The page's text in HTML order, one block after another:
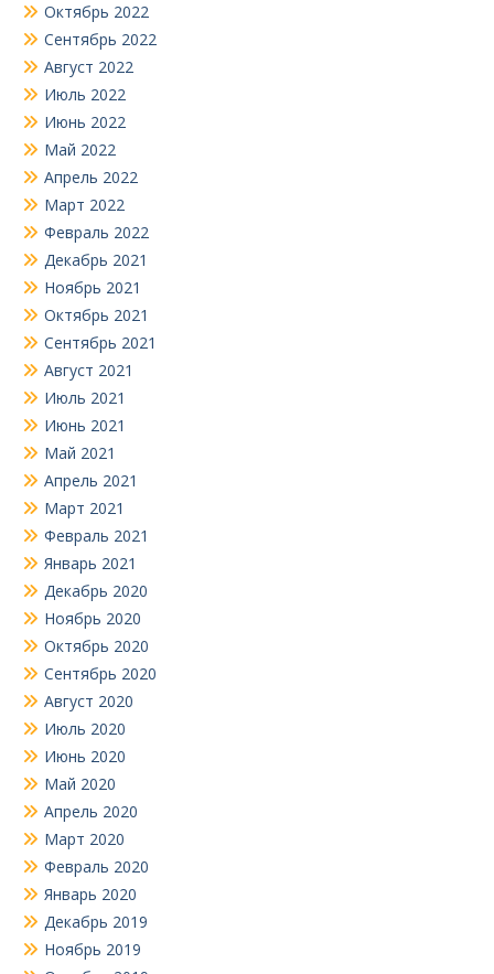
Октябрь 2022
Сентябрь 2022
Август 2022
Июль 2022
Июнь 2022
Май 2022
Апрель 2022
Март 2022
Февраль 2022
Декабрь 2021
Ноябрь 2021
Октябрь 2021
Сентябрь 2021
Август 2021
Июль 2021
Июнь 2021
Май 2021
Апрель 2021
Март 2021
Февраль 2021
Январь 2021
Декабрь 2020
Ноябрь 2020
Октябрь 2020
Сентябрь 2020
Август 2020
Июль 2020
Июнь 2020
Май 2020
Апрель 2020
Март 2020
Февраль 2020
Январь 2020
Декабрь 2019
Ноябрь 2019